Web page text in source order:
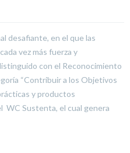
desafiante, en el que las
vez más fuerza y
con el Reconocimiento
“Contribuir a los Objetivos
y productos
WC Sustenta, el cual genera